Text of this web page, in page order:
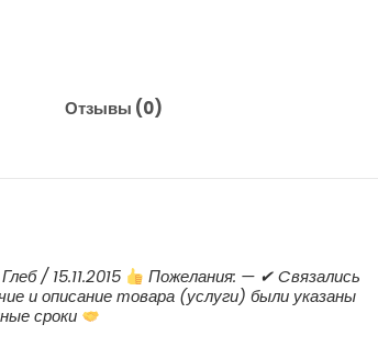
Отзывы (0)
/ 15.11.2015
Пожелания: — ✔ Cвязались
и описание товара (услуги) были указаны
сроки